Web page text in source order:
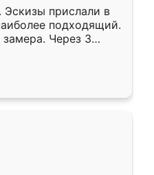
Эскизы прислали в
подходящий.
Через 3
Остались
Ренессанс
работу!